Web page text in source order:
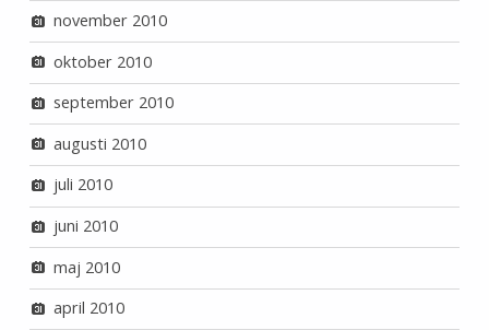
november 2010
oktober 2010
september 2010
augusti 2010
juli 2010
juni 2010
maj 2010
april 2010